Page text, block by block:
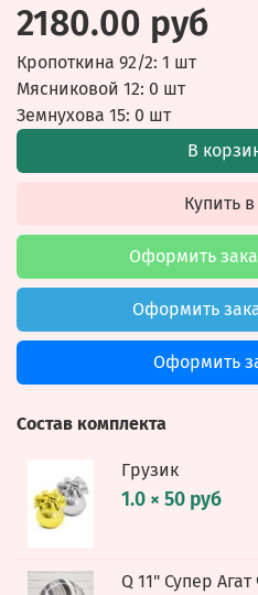
2180.00 руб
Кропоткина 92/2: 1 шт
Мясниковой 12: 0 шт
Земнухова 15: 0 шт
В
Купить
Оформить
Оформить
Оформить
Состав комплекта
Грузик
1.0 × 50 руб
Q 11" Супер